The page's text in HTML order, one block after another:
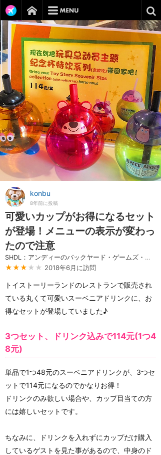
konbu
8年前に投稿
可愛いカップがお得になるセット
が登場！メニューの表示が変わっ
たので注意
SHDL：アンディーのバックヤード・ゲームズ・フード・キオスク
★★★ ★★ 2018年6月に訪問
トイストーリーランドのレストランで販売され
ている丸くて可愛いスーベニアドリンクに、お
得なセットが登場していました♪
3つセット、ドリンク込みで114元(1つ4
8元)
単品で1つ48元のスーベニアドリンクが、3つセ
ットで114元になるのでかなりお得！
ドリンクのみ欲しい場合や、カップ目当ての方
には嬉しいセットです。
ちなみに、ドリンクを入れずにカップだけ購入
しているゲストを見た事があるので、中身のド